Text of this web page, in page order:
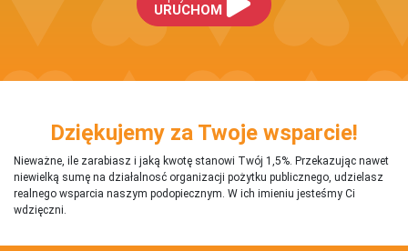
URUCHOM
Dziękujemy za Twoje wsparcie!
Nieważne, ile zarabiasz i jaką kwotę stanowi Twój 1,5%. Przekazując nawet
niewielką sumę na działalnosć organizacji pożytku publicznego, udzielasz
realnego wsparcia naszym podopiecznym. W ich imieniu jesteśmy Ci
wdzięczni.